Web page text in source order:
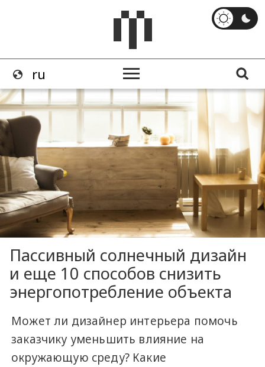
Пассивный солнечный дизайн
и еще 10 способов снизить
энергопотребление объекта
Может ли дизайнер интерьера помочь
заказчику уменьшить влияние на
окружающую среду? Какие